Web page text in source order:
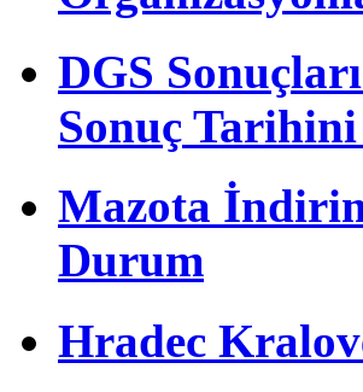
DGS
Sonuç
Mazota
Durum
Hradec